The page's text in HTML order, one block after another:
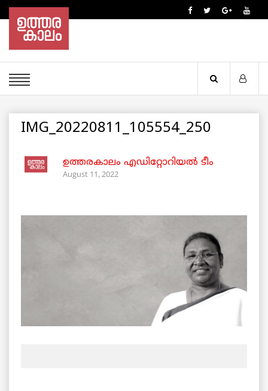
IMG_20220811_105554_250
ഉത്തരകാലം എഡിറ്റോറിയല്‍ ടീം
August 11, 2022